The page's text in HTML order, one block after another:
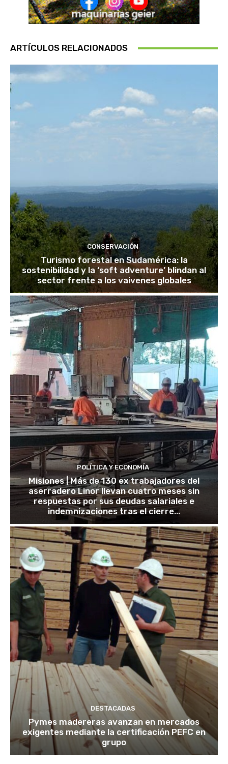
ARTÍCULOS RELACIONADOS
CONSERVACIÓN
Turismo forestal en Sudamérica: la
sostenibilidad y la ‘soft adventure’ blindan al
sector frente a los vaivenes globales
POLÍTICA Y ECONOMÍA
Misiones | Más de 130 ex trabajadores del
aserradero Linor llevan cuatro meses sin
respuestas por sus deudas salariales e
indemnizaciones tras el cierre...
DESTACADAS
Pymes madereras avanzan en mercados
exigentes mediante la certificación PEFC en
grupo